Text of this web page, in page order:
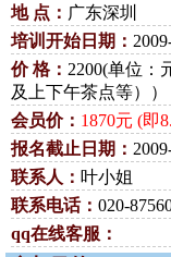
地 点： 广东深圳
培训开始日期：
价 格： 2200(单位：
及上下午茶点等））
会员价： 1870元 (即
报名截止日期：
联系人： 叶小姐
联系电话： 020-
qq在线客服：